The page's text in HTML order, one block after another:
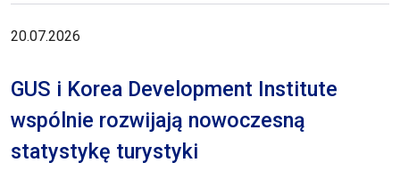
20.07.2026
GUS i Korea Development Institute
wspólnie rozwijają nowoczesną
statystykę turystyki